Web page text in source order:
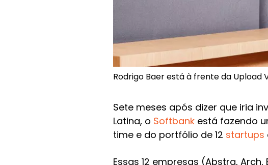
Rodrigo Baer está à frente da
Sete meses após dizer que iria
Latina, o Softbankestá fazendo
time e do portfólio de 12 startups
Essas 12 empresas (Abstra,